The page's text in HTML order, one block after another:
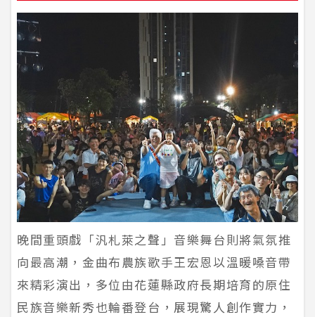
晚間重頭戲「汎札萊之聲」音樂舞台則將氣氛推
向最高潮，金曲布農族歌手王宏恩以溫暖嗓音帶
來精彩演出，多位由花蓮縣政府長期培育的原住
民族音樂新秀也輪番登台，展現驚人創作實力，